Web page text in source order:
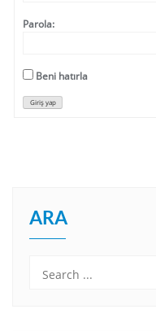
Parola:
Beni hatırla
Giriş yap
ARA